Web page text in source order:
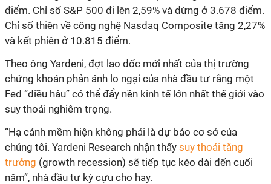
điểm. Chỉ số S&P 500 đi lên 2,59% và dừng ở 3.678 điểm.
Chỉ số thiên về công nghệ Nasdaq Composite tăng 2,27%
và kết phiên ở 10.815 điểm.
Theo ông Yardeni, đợt lao dốc mới nhất của thị trường
chứng khoán phản ánh lo ngại của nhà đầu tư rằng một
Fed “diều hâu” có thể đẩy nền kinh tế lớn nhất thế giới vào
suy thoái nghiêm trọng.
“Hạ cánh mềm hiện không phải là dự báo cơ sở của
chúng tôi. Yardeni Research nhận thấy suy thoái tăng
trưởng (growth recession) sẽ tiếp tục kéo dài đến cuối
năm”, nhà đầu tư kỳ cựu cho hay.